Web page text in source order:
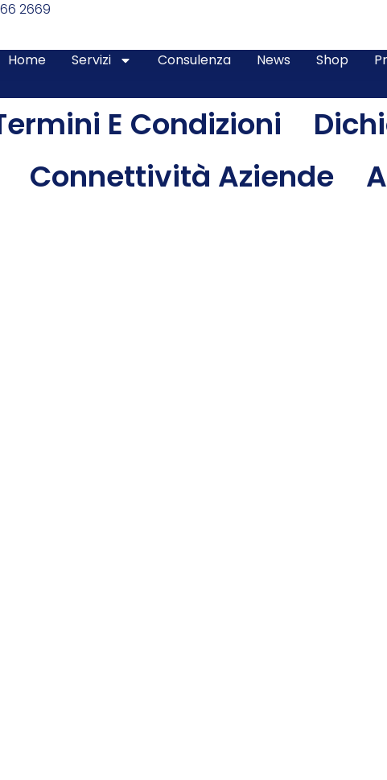
2669
Home Servizi Consulenza News Shop
E Condizioni
Connettività Aziende